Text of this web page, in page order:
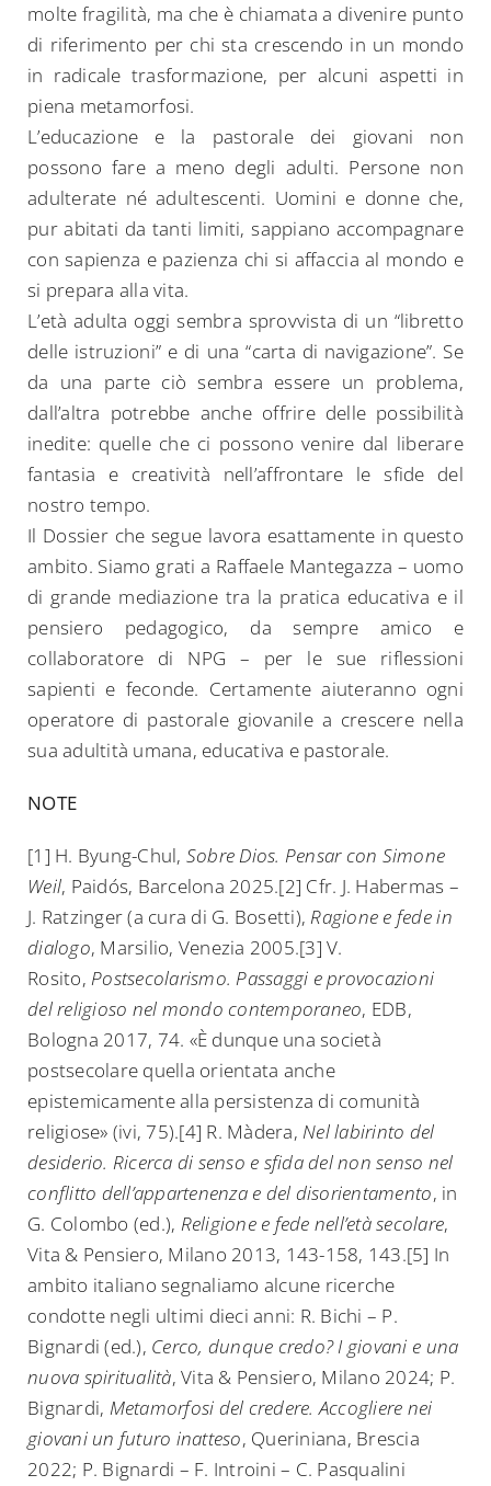
molte fragilità, ma che è chiamata a divenire punto
di riferimento per chi sta crescendo in un mondo
in radicale trasformazione, per alcuni aspetti in
piena metamorfosi.
L’educazione e la pastorale dei giovani non
possono fare a meno degli adulti. Persone non
adulterate né adultescenti. Uomini e donne che,
pur abitati da tanti limiti, sappiano accompagnare
con sapienza e pazienza chi si affaccia al mondo e
si prepara alla vita.
L’età adulta oggi sembra sprovvista di un “libretto
delle istruzioni” e di una “carta di navigazione”. Se
da una parte ciò sembra essere un problema,
dall’altra potrebbe anche offrire delle possibilità
inedite: quelle che ci possono venire dal liberare
fantasia e creatività nell’affrontare le sfide del
nostro tempo.
Il Dossier che segue lavora esattamente in questo
ambito. Siamo grati a Raffaele Mantegazza – uomo
di grande mediazione tra la pratica educativa e il
pensiero pedagogico, da sempre amico e
collaboratore di NPG – per le sue riflessioni
sapienti e feconde. Certamente aiuteranno ogni
operatore di pastorale giovanile a crescere nella
sua adultità umana, educativa e pastorale.
NOTE
[1] H. Byung-Chul, Sobre Dios. Pensar con Simone
Weil, Paidós, Barcelona 2025.[2] Cfr. J. Habermas –
J. Ratzinger (a cura di G. Bosetti),Ragione e fede in
dialogo, Marsilio, Venezia 2005.[3] V.
Rosito,Postsecolarismo. Passaggi e provocazioni
del religioso nel mondo contemporaneo, EDB,
Bologna 2017, 74. «È dunque una società
postsecolare quella orientata anche
epistemicamente alla persistenza di comunità
religiose» (ivi, 75).[4] R. Màdera,Nel labirinto del
desiderio. Ricerca di senso e sfida del non senso nel
conflitto dell’appartenenza e del disorientamento, in
G. Colombo (ed.), Religione e fede nell’età secolare,
Vita & Pensiero, Milano 2013, 143-158, 143.[5] In
ambito italiano segnaliamo alcune ricerche
condotte negli ultimi dieci anni: R. Bichi – P.
Bignardi (ed.), Cerco, dunque credo? I giovani e una
nuova spiritualità, Vita & Pensiero, Milano 2024; P.
Bignardi, Metamorfosi del credere. Accogliere nei
giovani un futuro inatteso, Queriniana, Brescia
2022; P. Bignardi – F. Introini – C. Pasqualini